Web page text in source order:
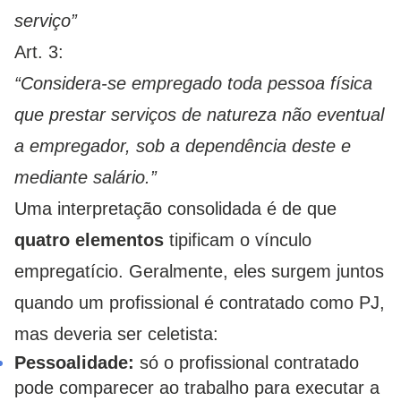
serviço”
Art. 3:
“Considera-se empregado toda pessoa física
que prestar serviços de natureza não eventual
a empregador, sob a dependência deste e
mediante salário.”
Uma interpretação consolidada é de que
quatro elementos tipificam o vínculo
empregatício. Geralmente, eles surgem juntos
quando um profissional é contratado como PJ,
mas deveria ser celetista:
Pessoalidade: só o profissional contratado
pode comparecer ao trabalho para executar a